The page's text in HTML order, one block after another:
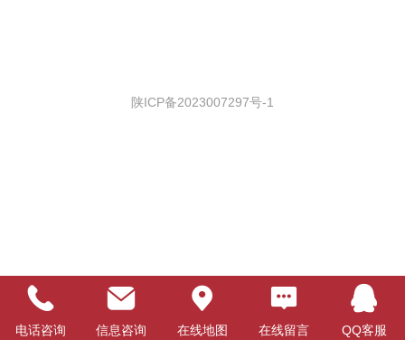
陕ICP备2023007297号-1
电话咨询 信息咨询 在线地图 在线留言 QQ客服